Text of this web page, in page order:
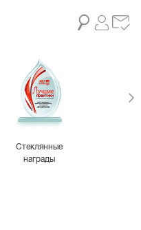
Стеклянные
награды